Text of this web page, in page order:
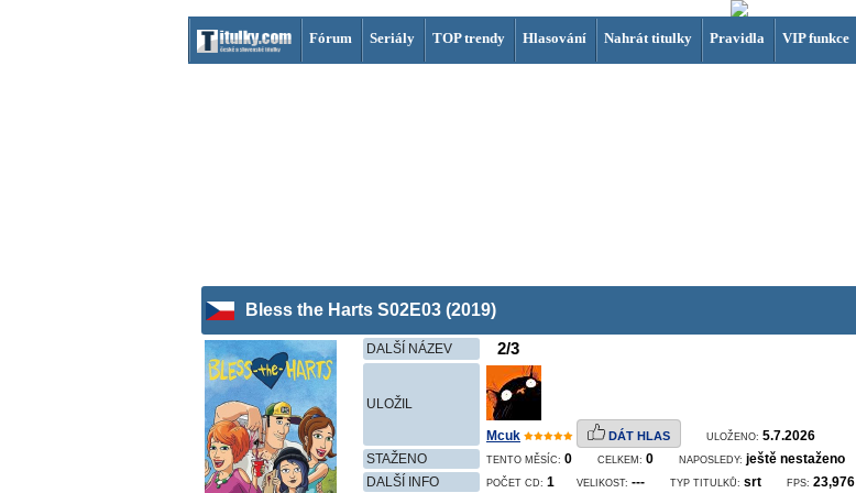
Fórum Seriály TOP trendy Hlasování Nahrát titulky Pravidla VIP funkce
Bless the Harts S02E03 (2019)
DALŠÍ NÁZEV 2/3
ULOŽIL
Mcuk DÁT HLAS ULOŽENO: 5.7.2026
STAŽENO
TENTO MĚSÍC: 0 CELKEM: 0 NAPOSLEDY: ještě nestaženo
DALŠÍ INFO
POČET CD: 1 VELIKOST: --- TYP TITULKŮ: srt FPS: 23,976